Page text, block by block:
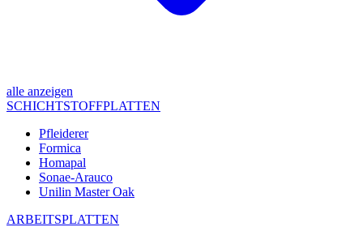
alle anzeigen
SCHICHTSTOFFPLATTEN
Pfleiderer
Formica
Homapal
Sonae-Arauco
Unilin Master Oak
ARBEITSPLATTEN